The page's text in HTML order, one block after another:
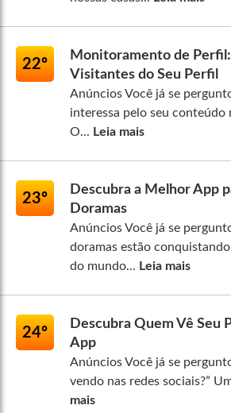
22º
Monitoramento de
Visitantes do Seu Perfil
Anúncios Você já se
interessa pelo seu conteúdo
O... Leia mais
23º
Descubra a Melhor App
Doramas
Anúncios Você já se
doramas estão
do mundo... Leia mais
24º
Descubra Quem Vê Seu
App
Anúncios Você já se
vendo nas redes sociais?”
mais